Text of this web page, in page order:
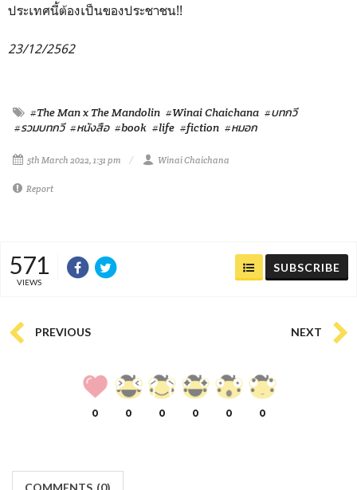
ประเทศนี้ต้องเป็นของประชาชน!!
23/12/2562
#The Man x The Mandolin #Winai Chaichana #บทกวี
#รวมบทกวี #หนังสือ #book #life #fiction #หมอก
5th March 2022, 1:31 pm Winai Chaichana
Report
571
VIEWS
SUBSCRIBE
PREVIOUS NEXT
0 0 0 0 0 0
COMMENTS (0)